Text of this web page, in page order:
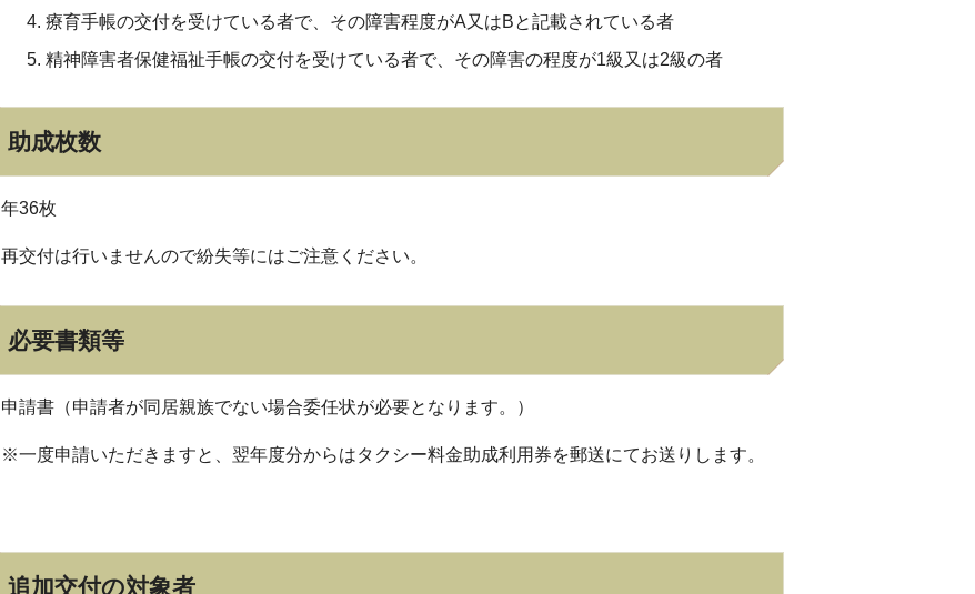
療育手帳の交付を受けている者で、その障害程度がA又はBと記載されている者
精神障害者保健福祉手帳の交付を受けている者で、その障害の程度が1級又は2級の者
助成枚数
年36枚
再交付は行いませんので紛失等にはご注意ください。
必要書類等
申請書（申請者が同居親族でない場合委任状が必要となります。）
※一度申請いただきますと、翌年度分からはタクシー料金助成利用券を郵送にてお送りします。
追加交付の対象者